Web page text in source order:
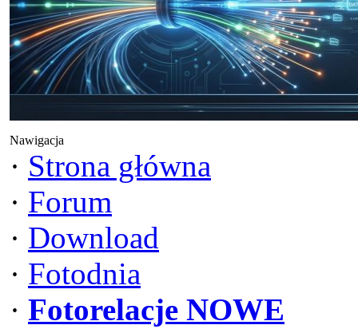
Nawigacja
· Strona główna
· Forum
· Download
· Fotodnia
· Fotorelacje NOWE